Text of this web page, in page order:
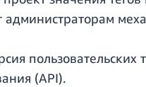
администраторам
(API).